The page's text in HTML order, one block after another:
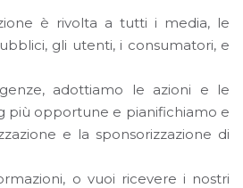
è rivolta a tutti i media, le
gli utenti, i consumatori, e
adottiamo le azioni e le
più opportune e pianifichiamo e
e la sponsorizzazione di
o vuoi ricevere i nostri